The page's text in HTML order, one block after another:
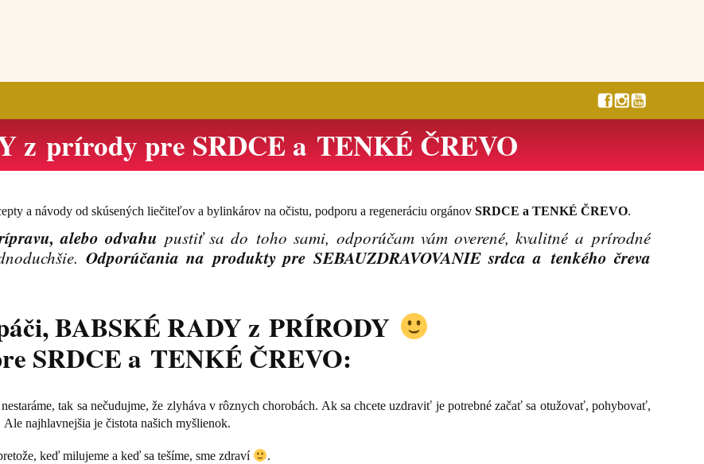
z prírody pre SRDCE a TENKÉ ČREVO
a návody od skúsených liečiteľov a bylinkárov na očistu, podporu a regeneráciu orgánovSRDCE a TENKÉ ČREVO.
alebo odvahu pustiť sa do toho sami, odporúčam vám overené, kvalitné a prírodné
Odporúčania na produkty pre SEBAUZDRAVOVANIE srdca a tenkého čreva
BABSKÉ RADY z PRÍRODY
SRDCE a TENKÉ ČREVO:
tak sa nečudujme, že zlyháva v rôznych chorobách. Ak sa chcete uzdraviť je potrebné začať sa otužovať, pohybovať,
Ale najhlavnejšia je čistota našich myšlienok.
keď milujeme a keď sa tešíme, sme zdraví .